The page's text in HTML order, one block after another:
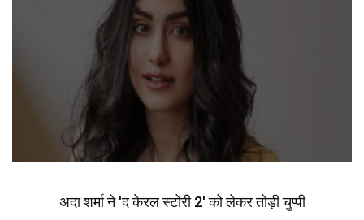
अदा शर्मा ने 'द केरल स्टोरी 2' को लेकर तोड़ी चुप्पी